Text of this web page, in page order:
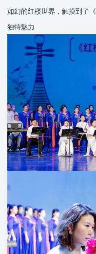
如幻的红楼世界，触摸到了
独特魅力